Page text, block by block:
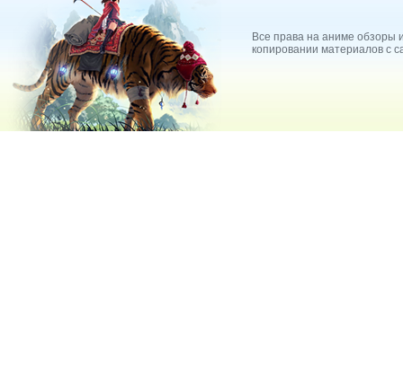
Все права на аниме обзоры
копировании материалов с